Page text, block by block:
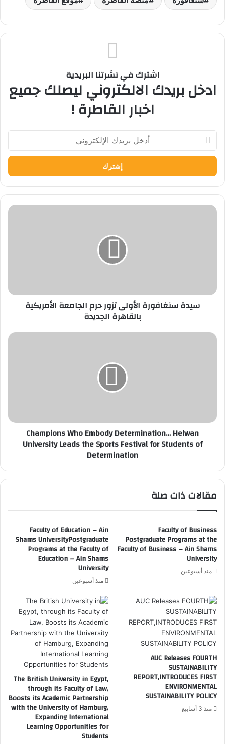
اشترك في نشرتنا البريدية
ادخل بريدك الالكتروني ليصلك جميع
اخبار القاطرة !
أدخل
بريدك
الإلكتروني
سيدة
الجديدة
سيدة سنغافورة الأولى تزور حرم الجامعة الأمريكية
بالقاهرة الجديدة
Champions
Sports
Festival
Determination
Champions Who Embody Determination… Helwan
University Leads the Sports Festival for Students of
Determination
مقالات ذات صلة
Faculty of Business
Postgraduate Programs at the
Faculty of Business – Ain Shams
University
منذ أسبوعين
Faculty of Education – Ain
Shams UniversityPostgraduate
Programs at the Faculty of
Education – Ain Shams
University
منذ أسبوعين
AUC Releases FOURTH
SUSTAINABILITY
REPORT,INTRODUCES FIRST
ENVIRONMENTAL
SUSTAINABILITY POLICY
منذ 3 أسابيع
The British University in Egypt,
through its Faculty of Law,
Boosts its Academic Partnership
with the University of Hamburg,
Expanding International
Learning Opportunities for
Students